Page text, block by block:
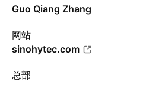
Guo Qiang Zhang
网站
sinohytec.com
总部